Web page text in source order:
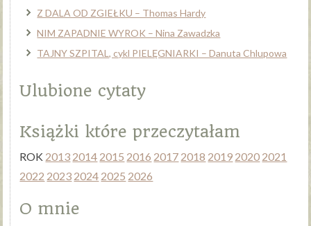
Z DALA OD ZGIEŁKU – Thomas Hardy
NIM ZAPADNIE WYROK – Nina Zawadzka
TAJNY SZPITAL, cykl PIELĘGNIARKI – Danuta Chlupowa
Ulubione cytaty
Książki które przeczytałam
ROK 2013 2014 2015 2016 2017 2018 2019 2020 2021
2022 2023 2024 2025 2026
O mnie